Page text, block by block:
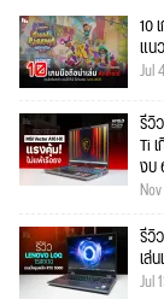
10
แน
Jul
รีวิ
Ti
งบ
รีวิ
เล่
Jul